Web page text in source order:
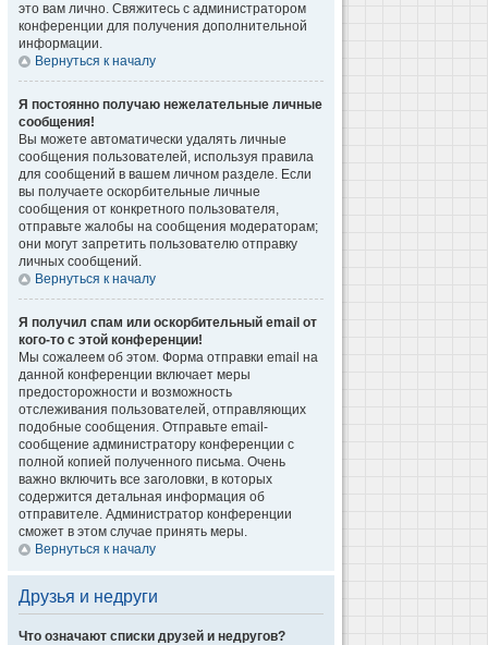
это вам лично. Свяжитесь с администратором
конференции для получения дополнительной
информации.
Вернуться к началу
Я постоянно получаю нежелательные личные
сообщения!
Вы можете автоматически удалять личные
сообщения пользователей, используя правила
для сообщений в вашем личном разделе. Если
вы получаете оскорбительные личные
сообщения от конкретного пользователя,
отправьте жалобы на сообщения модераторам;
они могут запретить пользователю отправку
личных сообщений.
Вернуться к началу
Я получил спам или оскорбительный email от
кого-то с этой конференции!
Мы сожалеем об этом. Форма отправки email на
данной конференции включает меры
предосторожности и возможность
отслеживания пользователей, отправляющих
подобные сообщения. Отправьте email-
сообщение администратору конференции с
полной копией полученного письма. Очень
важно включить все заголовки, в которых
содержится детальная информация об
отправителе. Администратор конференции
сможет в этом случае принять меры.
Вернуться к началу
Друзья и недруги
Что означают списки друзей и недругов?